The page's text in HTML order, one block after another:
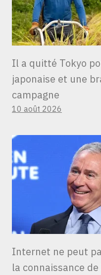
Il a quitté Tokyo
japonaise et une
campagne
10 août 2026
Internet ne peut
la connaissance